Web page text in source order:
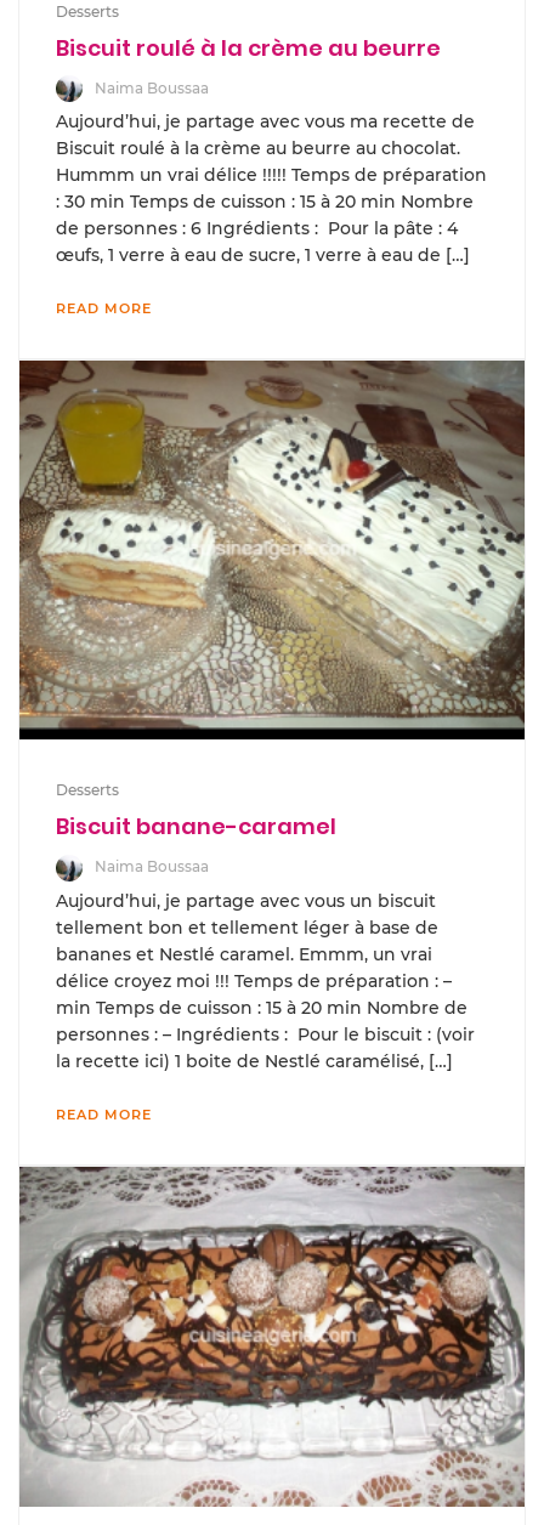
Desserts
Biscuit roulé à la crème au beurre
Naima Boussaa
Aujourd’hui, je partage avec vous ma recette de
Biscuit roulé à la crème au beurre au chocolat.
Hummm un vrai délice !!!!! Temps de préparation
: 30 min Temps de cuisson : 15 à 20 min Nombre
de personnes : 6 Ingrédients : Pour la pâte : 4
œufs, 1 verre à eau de sucre, 1 verre à eau de […]
READ MORE
Desserts
Biscuit banane-caramel
Naima Boussaa
Aujourd’hui, je partage avec vous un biscuit
tellement bon et tellement léger à base de
bananes et Nestlé caramel. Emmm, un vrai
délice croyez moi !!! Temps de préparation : –
min Temps de cuisson : 15 à 20 min Nombre de
personnes : – Ingrédients : Pour le biscuit : (voir
la recette ici) 1 boite de Nestlé caramélisé, […]
READ MORE